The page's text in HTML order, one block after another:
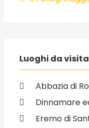
Luoghi da
Abbazia di
Dinnamare
Eremo di